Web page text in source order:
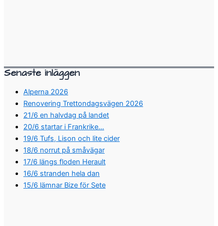
Senaste inläggen
Alperna 2026
Renovering Trettondagsvägen 2026
21/6 en halvdag på landet
20/6 startar i Frankrike…
19/6 Tufs, Lison och lite cider
18/6 norrut på småvägar
17/6 längs floden Herault
16/6 stranden hela dan
15/6 lämnar Bize för Sete